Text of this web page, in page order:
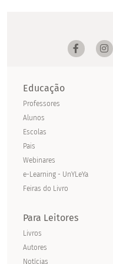
Educação
Professores
Alunos
Escolas
Pais
Webinares
e-Learning - UnYLeYa
Feiras do Livro
Para Leitores
Livros
Autores
Notícias